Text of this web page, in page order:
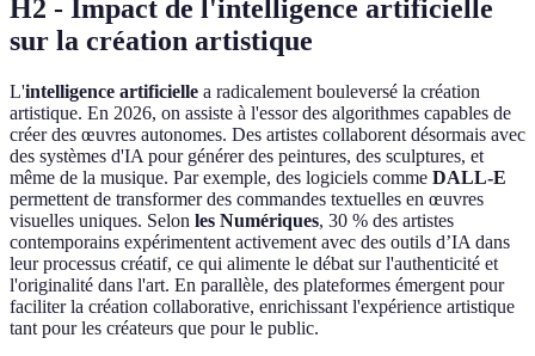
H2 - Impact de l'intelligence artificielle
sur la création artistique
L'intelligence artificielle a radicalement bouleversé la création
artistique. En 2026, on assiste à l'essor des algorithmes capables de
créer des œuvres autonomes. Des artistes collaborent désormais avec
des systèmes d'IA pour générer des peintures, des sculptures, et
même de la musique. Par exemple, des logiciels comme DALL-E
permettent de transformer des commandes textuelles en œuvres
visuelles uniques. Selon les Numériques, 30 % des artistes
contemporains expérimentent activement avec des outils d’IA dans
leur processus créatif, ce qui alimente le débat sur l'authenticité et
l'originalité dans l'art. En parallèle, des plateformes émergent pour
faciliter la création collaborative, enrichissant l'expérience artistique
tant pour les créateurs que pour le public.